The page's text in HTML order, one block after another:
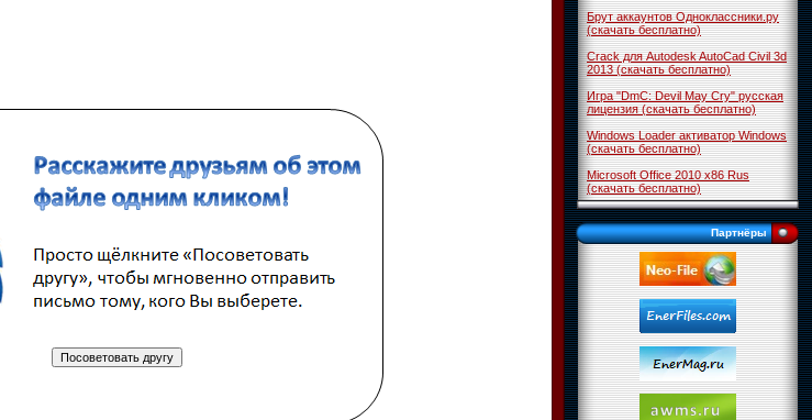
Брут аккаунтов Одноклассники.ру
(скачать бесплатно)
Crack для Autodesk AutoCad Civil 3d
2013 (скачать бесплатно)
Игра "DmC: Devil May Cry" русская
лицензия (скачать бесплатно)
Windows Loader активатор Windows
(скачать бесплатно)
Microsoft Office 2010 x86 Rus
(скачать бесплатно)
Партнёры